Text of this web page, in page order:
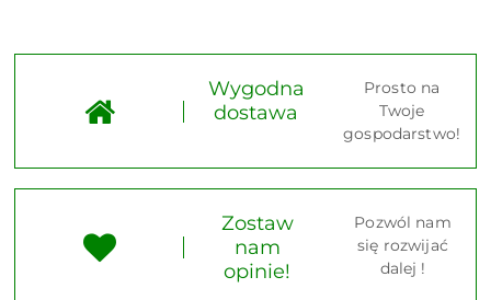
Wygodna
dostawa
Prosto na
Twoje
gospodarstwo!
Zostaw
nam
opinie!
Pozwól nam
się rozwijać
dalej !